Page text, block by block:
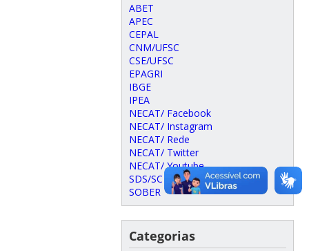
ABET
APEC
CEPAL
CNM/UFSC
CSE/UFSC
EPAGRI
IBGE
IPEA
NECAT/ Facebook
NECAT/ Instagram
NECAT/ Rede
NECAT/ Twitter
NECAT/ Youtube
SDS/SC
SOBER
Categorias